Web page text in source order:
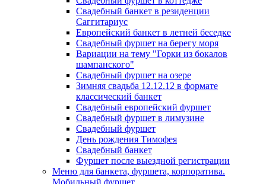
Свадебный банкет в резиденции
Саггитариус
Европейский банкет в летней беседке
Свадебный фуршет на берегу моря
Вариации на тему "Горки из бокалов
шампанского"
Свадебный фуршет на озере
Зимняя свадьба 12.12.12 в формате
классический банкет
Свадебный европейский фуршет
Свадебный фуршет в лимузине
Свадебный фуршет
День рождения Тимофея
Свадебный банкет
Фуршет после выездной регистрации
Меню для банкета, фуршета, корпоратива.
Мобильный фуршет